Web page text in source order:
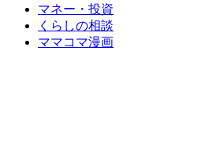
マネー・投資
くらしの相談
ママコマ漫画